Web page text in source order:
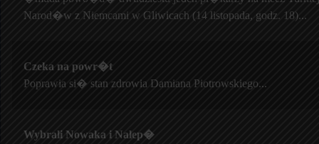
Narod�w z Niemcami w Gliwicach (14 listopada, godz. 18)...
Czeka na powr�t
Poprawia si� stan zdrowia Damiana Piotrowskiego...
Wybrali Nowaka i Nalep�